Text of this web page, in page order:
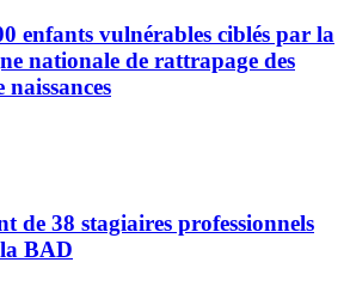
enfants vulnérables ciblés par la
nationale de rattrapage des
naissances
de 38 stagiaires professionnels
BAD